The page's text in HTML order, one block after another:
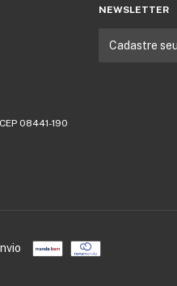
08441-190
NEWSLETTER